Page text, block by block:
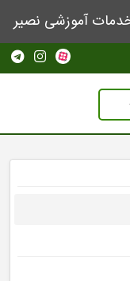
آموزشی نصیر